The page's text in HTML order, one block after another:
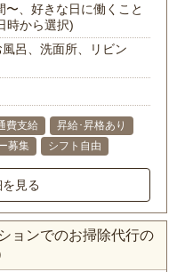
、好きな日に働くこと
時から選択)
呂、洗面所、リビン
費支給
昇給･昇格あり
募集 シフト自由
見る
ョンでのお掃除代行の